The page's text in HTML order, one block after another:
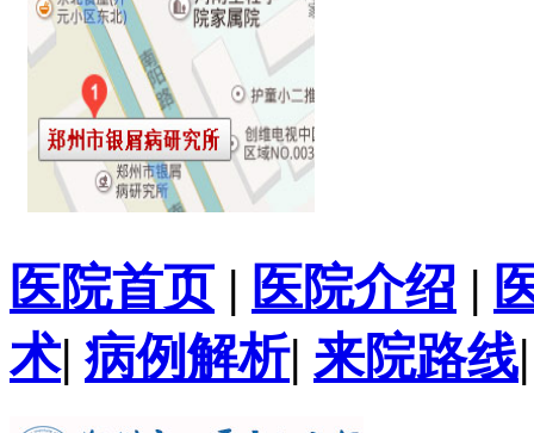
医院首页| 医院介绍 |
术| 病例解析| 来院路线